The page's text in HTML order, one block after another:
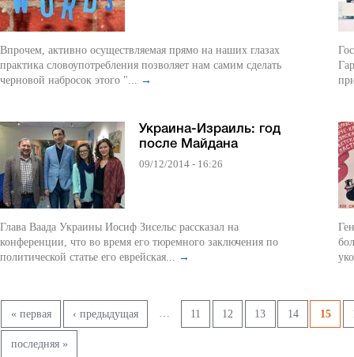
Впрочем, активно осуществляемая прямо на наших глазах
практика словоупотребления позволяет нам самим сделать
черновой набросок этого "... →
Украина-Израиль: год
после Майдана
09/12/2014 - 16:26
Глава Ваада Украины Иосиф Зисельс рассказал на
конференции, что во время его тюремного заключения по
политической статье его еврейская... →
Страницы
« первая ‹ предыдущая 11 12 13 14 15
последняя »